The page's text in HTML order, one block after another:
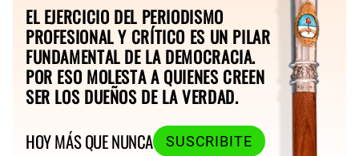
EL EJERCICIO DEL PERIODISMO
PROFESIONAL Y CRÍTICO ES UN PILAR
FUNDAMENTAL DE LA DEMOCRACIA.
POR ESO MOLESTA A QUIENES CREEN
SER LOS DUEÑOS DE LA VERDAD.
HOY MÁS QUE NUNCA
SUSCRIBITE